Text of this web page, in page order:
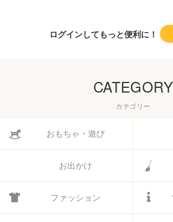
ログインしてもっと便利に！
CATEGORY
カテゴリー
おもちゃ・遊び
お出かけ
ファッション